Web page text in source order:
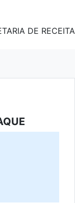
DE RECEITA